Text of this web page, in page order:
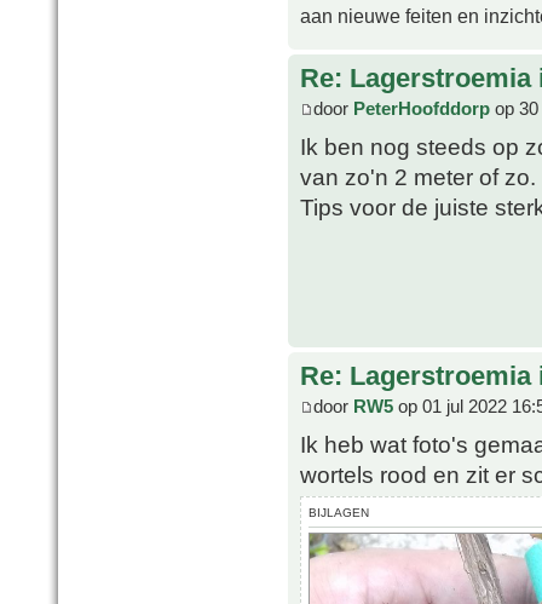
aan nieuwe feiten en
Re:
door PeterHoofddorp op
Ik ben nog steeds op
van zo'n 2 meter of
Tips voor de juiste
Re:
door RW5 op 01 jul 2022
Ik heb wat foto's
wortels rood en zit er
BIJLAGEN